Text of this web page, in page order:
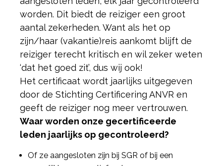
worden. Dit biedt de reiziger een groot
aantal zekerheden. Want als het op
zijn/haar (vakantie)reis aankomt blijft de
reiziger terecht kritisch en wil zeker weten
‘dat het goed zit’, dus wij ook!
Het certificaat wordt jaarlijks uitgegeven
door de Stichting Certificering ANVR en
geeft de reiziger nog meer vertrouwen.
Waar worden onze gecertificeerde
leden jaarlijks op gecontroleerd?
Of ze aangesloten zijn bij SGR of bij een